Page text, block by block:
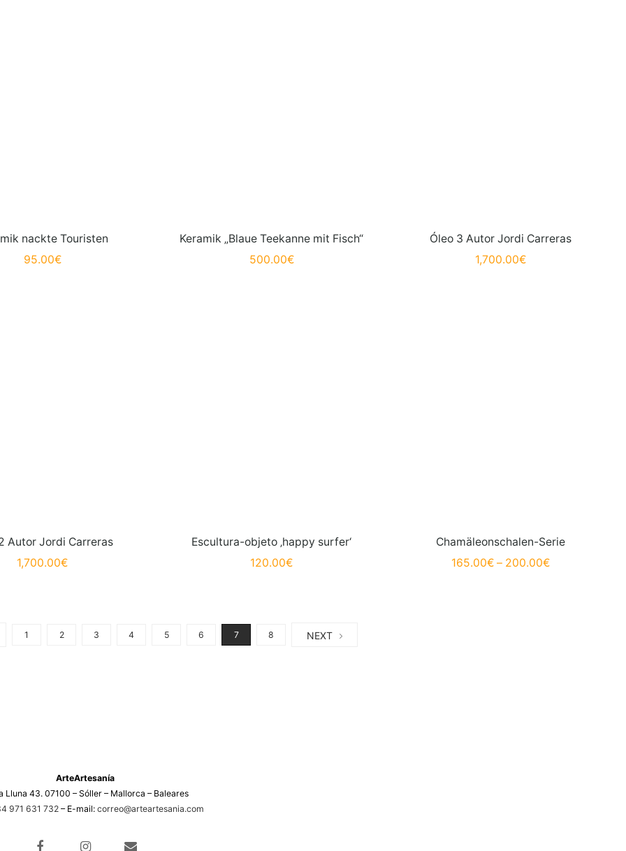
nackte Touristen
95.00€
Keramik „Blaue Teekanne mit Fisch“
500.00€
Óleo 3 Autor Jordi Carreras
1,700.00€
Autor Jordi Carreras
1,700.00€
Escultura-objeto ‚happy surfer‘
120.00€
Chamäleonschalen-Serie
165.00€ – 200.00€
1 2 3 4 5 6 7 8 NEXT
ArteArtesanía
Lluna 43. 07100 – Sóller – Mallorca – Baleares
971 631 732 – E-mail: correo@arteartesania.com